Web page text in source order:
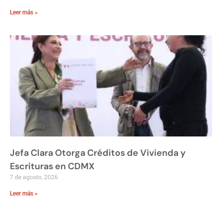
Leer más »
Jefa Clara Otorga Créditos de Vivienda y
Escrituras en CDMX
7 de agosto, 2026
Leer más »